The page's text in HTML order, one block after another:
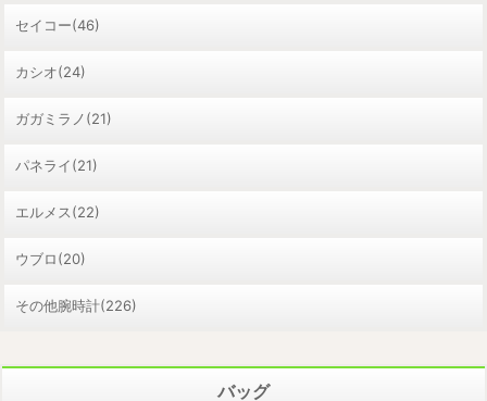
セイコー(46)
カシオ(24)
ガガミラノ(21)
パネライ(21)
エルメス(22)
ウブロ(20)
その他腕時計(226)
バッグ